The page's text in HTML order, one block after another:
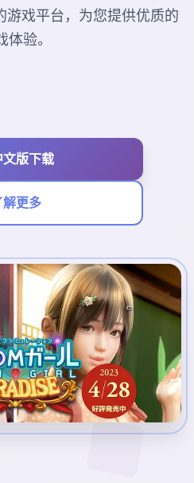
戏平台，为您提供优质的
体验。
文版下载
解更多